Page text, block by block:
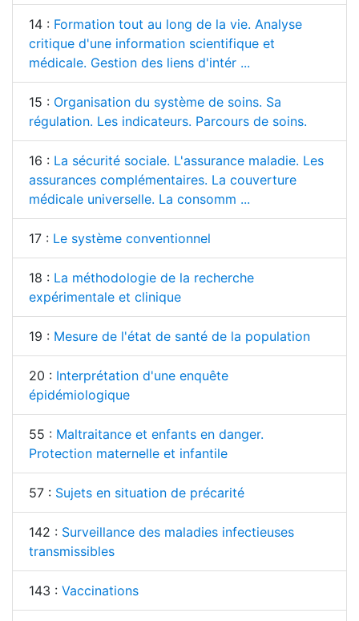
14 : Formation tout au long de la vie. Analyse
critique d'une information scientifique et
médicale. Gestion des liens d'intér ...
15 : Organisation du système de soins. Sa
régulation. Les indicateurs. Parcours de soins.
16 : La sécurité sociale. L'assurance maladie. Les
assurances complémentaires. La couverture
médicale universelle. La consomm ...
17 : Le système conventionnel
18 : La méthodologie de la recherche
expérimentale et clinique
19 : Mesure de l'état de santé de la population
20 : Interprétation d'une enquête
épidémiologique
55 : Maltraitance et enfants en danger.
Protection maternelle et infantile
57 : Sujets en situation de précarité
142 : Surveillance des maladies infectieuses
transmissibles
143 : Vaccinations